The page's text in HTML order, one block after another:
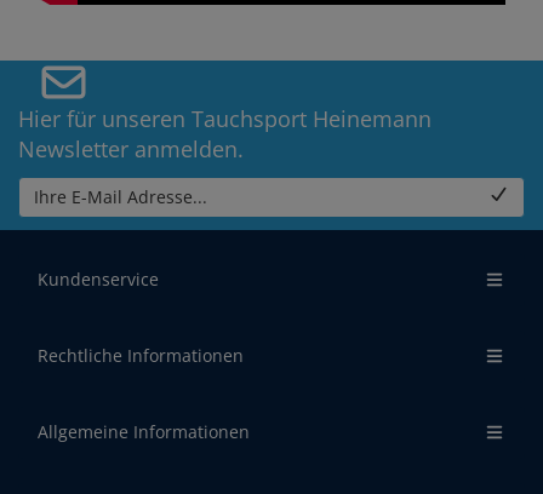
Hier für unseren Tauchsport Heinemann
Newsletter anmelden.
Ihre E-Mail Adresse...
Kundenservice
Rechtliche Informationen
Allgemeine Informationen